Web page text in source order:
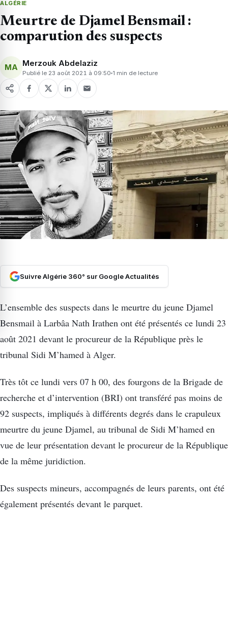
ALGÉRIE
Meurtre de Djamel Bensmail :
comparution des suspects
MA Merzouk Abdelaziz
Publié le 23 août 2021 à 09:50 1 min de lecture
Suivre Algérie 360° sur Google Actualités
L’ensemble des suspects dans le meurtre du jeune Djamel
Bensmail à Larbâa Nath Irathen ont été présentés ce lundi 23
août 2021 devant le procureur de la République près le
tribunal Sidi M’hamed à Alger.
Très tôt ce lundi vers 07 h 00, des fourgons de la Brigade de
recherche et d’intervention (BRI) ont transféré pas moins de
92 suspects, impliqués à différents degrés dans le crapuleux
meurtre du jeune Djamel, au tribunal de Sidi M’hamed en
vue de leur présentation devant le procureur de la République
de la même juridiction.
Des suspects mineurs, accompagnés de leurs parents, ont été
également présentés devant le parquet.